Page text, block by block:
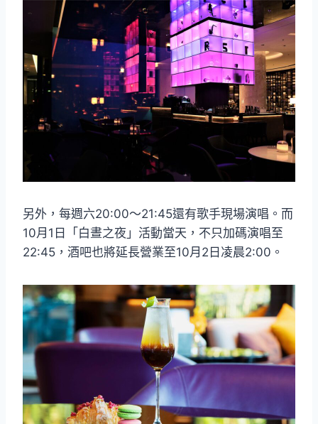
另外，每週六20:00～21:45還有歌手現場演唱。而
10月1日「白晝之夜」活動當天，不只加碼演唱至
22:45，酒吧也將延長營業至10月2日凌晨2:00。